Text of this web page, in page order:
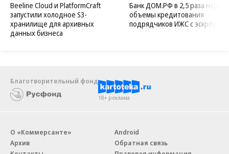
Beeline Cloud и PlatformCraft
запустили холодное S3-
хранилище для архивных
данных бизнеса
Банк ДОМ.РФ в 2,5 раза
объемы кредитования
подрядчиков ИЖС с эскроу
Благотворительный фонд
18+ реклама
О «Коммерсанте»
Архив
Android
Обратная связь